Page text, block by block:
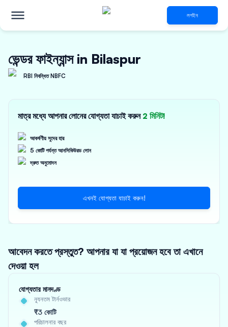
লগইন
ভেন্ডর ফাইন্যান্স in Bilaspur
RBI নিবন্ধিত NBFC
মাত্র মধ্যে আপনার লোনের যোগ্যতা যাচাই করুন 2 মিনিট!
আকর্ষণীয় সুদের হার
5 কোটি পর্যন্ত আনসিকিউরড লোন
দ্রুত অনুমোদন
এখনই যোগ্যতা যাচাই করুন!
আবেদন করতে প্রস্তুত? আপনার যা যা প্রয়োজন হবে তা এখানে
দেওয়া হল
যোগ্যতার মানদণ্ড
ন্যূনতম টার্নওভার
₹3 কোটি
পরিচালনার বছর